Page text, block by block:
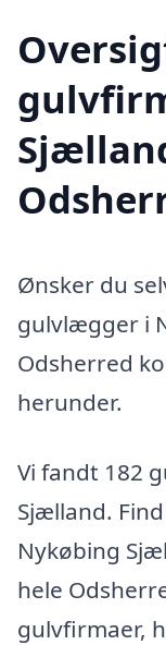
Ønsker du
gulvlægger i
Odsherred
herunder.
Vi fandt 182
Sjælland.
Nykøbing
hele
gulvfirmaer,